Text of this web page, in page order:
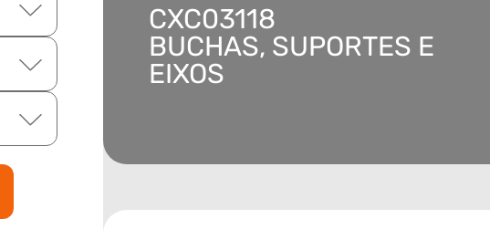
CXC03118
BUCHAS, SUPORTES E
EIXOS